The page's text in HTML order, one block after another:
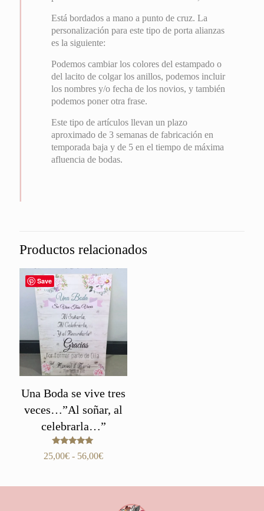
Está bordados a mano a punto de cruz. La
personalización para este tipo de porta alianzas
es la siguiente:
Podemos cambiar los colores del estampado o
del lacito de colgar los anillos, podemos incluir
los nombres y/o fecha de los novios, y también
podemos poner otra frase.
Este tipo de artículos llevan un plazo
aproximado de 3 semanas de fabricación en
temporada baja y de 5 en el tiempo de máxima
afluencia de bodas.
Productos relacionados
Save
Una Boda se vive tres
veces…”Al soñar, al
celebrarla…”
Valorado
con
25,00€ - 56,00€Rango
25,00€